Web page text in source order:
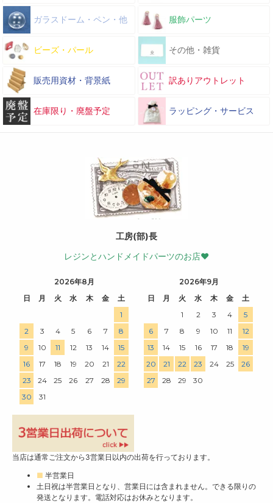
ガラスドーム・ペン・他 服飾パーツ
ビーズ・パール その他・雑貨
販売用資材・背景紙 訳ありアウトレット
在庫限り・廃盤予定 ラッピング・サービス
工房(部)長
レジンとハンドメイドパーツのお店♥
2026年8月
日
月 火 水 木 金
土
1
2
3 4 5 6 7
8
9
10 11 12 13 14
15
16
17 18 19 20 21
22
23
24 25 26 27 28
29
30
31
2026年9月
日
月 火 水 木 金
土
1
2 3 4
5
6
7 8 9 10 11
12
13
14 15 16 17 18
19
20
21 22 23 24 25
26
27
28 29 30
当店は通常ご注文から3営業日以内の出荷を行っております。
■ 半営業日
土日祝は半営業日となり、営業日には含まれません。できる限りの
発送となります。電話対応はお休みとなります。